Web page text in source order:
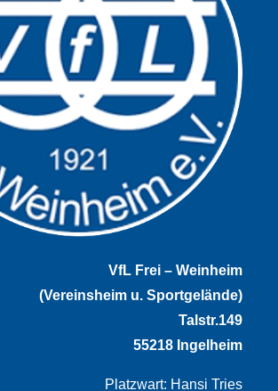
VfL Frei – Weinheim
(Vereinsheim u. Sportgelände)
Talstr.149
55218 Ingelheim
Platzwart: Hansi Tries